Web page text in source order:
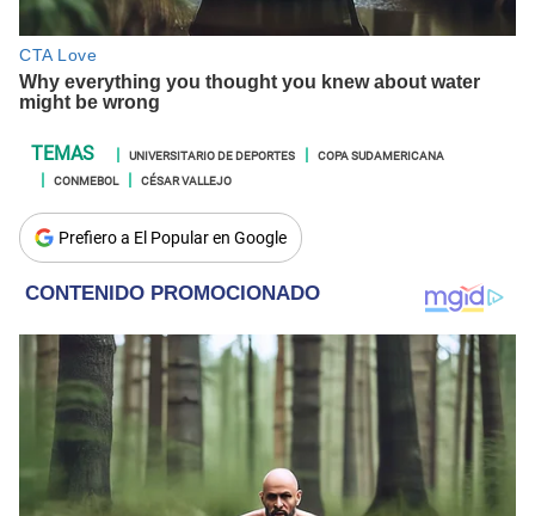
UNIVERSITARIO DE DEPORTES
COPA SUDAMERICANA
CONMEBOL
CÉSAR VALLEJO
Prefiero a El Popular en Google